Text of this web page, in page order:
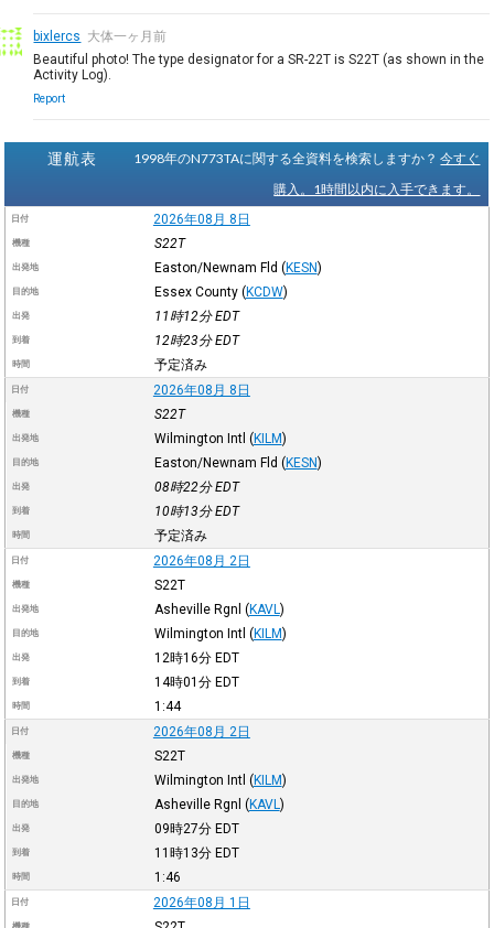
bixlercs 大体一ヶ月前
Beautiful photo! The type designator for a SR-22T is S22T (as shown in the
Activity Log).
Report
運航表 1998年のN773TAに関する全資料を検索しますか？今すぐ
購入。1時間以内に入手できます。
日付 2026年08月 8日
機種 S22T
出発地 Easton/Newnam Fld (KESN)
目的地 Essex County (KCDW)
出発 11時12分EDT
到着 12時23分EDT
時間 予定済み
日付 2026年08月 8日
機種 S22T
出発地 Wilmington Intl (KILM)
目的地 Easton/Newnam Fld (KESN)
出発 08時22分EDT
到着 10時13分EDT
時間 予定済み
日付 2026年08月 2日
機種 S22T
出発地 Asheville Rgnl (KAVL )
目的地 Wilmington Intl (KILM)
出発 12時16分 EDT
到着 14時01分 EDT
時間 1:44
日付 2026年08月 2日
機種 S22T
出発地 Wilmington Intl (KILM)
目的地 Asheville Rgnl (KAVL )
出発 09時27分 EDT
到着 11時13分 EDT
時間 1:46
日付 2026年08月 1日